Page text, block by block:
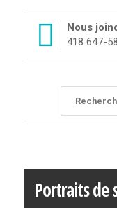
Nous
418 647-
Portraits de